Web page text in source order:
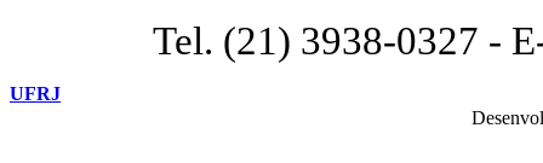
Tel. (21) 3938-0327 -
UFRJ